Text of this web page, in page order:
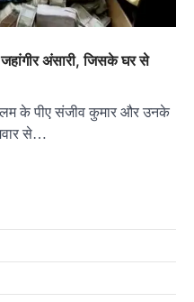
अंसारी, जिसके घर से
के पीए संजीव कुमार और उनके
से…